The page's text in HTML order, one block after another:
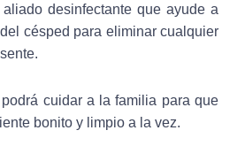
desinfectante que ayude a
césped para eliminar cualquier
cuidar a la familia para que
bonito y limpio a la vez.